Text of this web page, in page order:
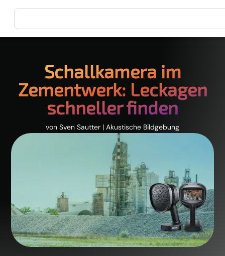
Schallkamera im
Zementwerk: Leckagen
schneller finden
von Sven Sautter | Akustische Bildgebung